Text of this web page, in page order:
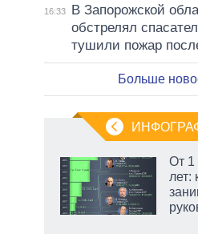
16:33
В Запорожской
обстрелял
тушили пожар
Больше
От 1
лет: